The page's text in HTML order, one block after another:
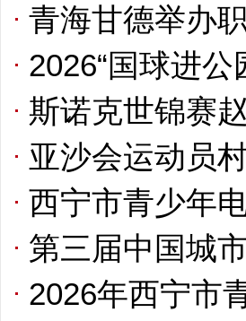
青海甘德举办
2026“国球进公
斯诺克世锦赛
亚沙会运动员
西宁市青少年
第三届中国城
2026年西宁市